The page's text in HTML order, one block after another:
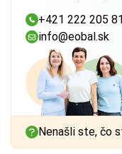
+421 222 205
info@eobal.sk
Nenašli ste, čo